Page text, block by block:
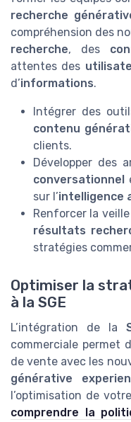
recherche
compréhension des
recherche, des
attentes des
d’informations.
Intégrer des
contenu
clients.
Développer des
conversationnel
sur l’intelligence
Renforcer la
résultats
stratégies
Optimiser la
à la SGE
L’intégration de la
commerciale permet
de vente avec les
générative
l’optimisation de
comprendre la